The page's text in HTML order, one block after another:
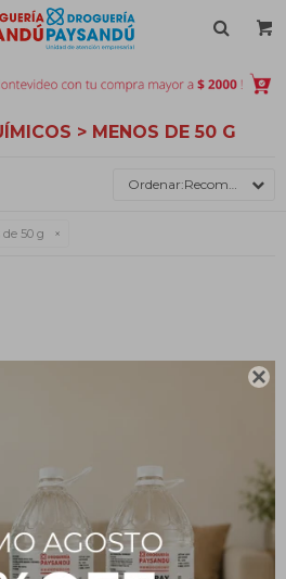

> MENOS DE 50 G
Recomendados
50 g